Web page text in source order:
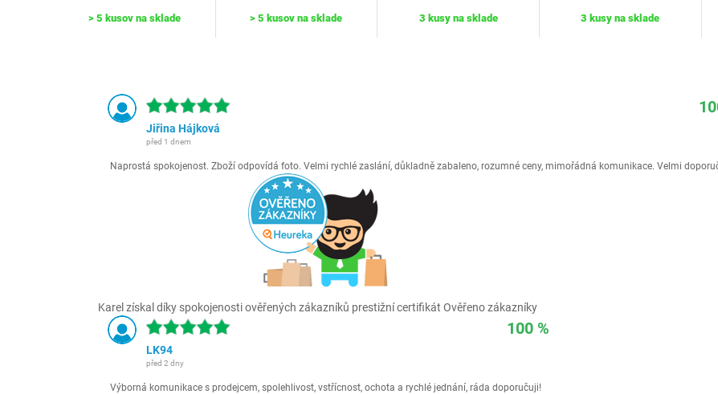
> 5 kusov na sklade > 5 kusov na sklade 3 kusy na sklade 3 kusy na sklade
Jiřina Hájková
před 1 dnem
Naprostá spokojenost. Zboží odpovídá foto. Velmi rychlé zaslání, důkladně zabaleno, rozumné ceny, mimořádná komunikace. Velmi
Karel získal díky spokojenosti ověřených zákazníků prestižní certifikát Ověřeno zákazníky
100 %
LK94
před 2 dny
Výborná komunikace s prodejcem, spolehlivost, vstřícnost, ochota a rychlé jednání, ráda doporučuji!